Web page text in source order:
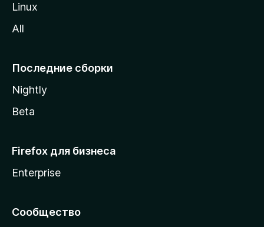
i
l
Linux
All
Последние сборки
Nightly
Beta
Firefox для бизнеса
Enterprise
Сообщество